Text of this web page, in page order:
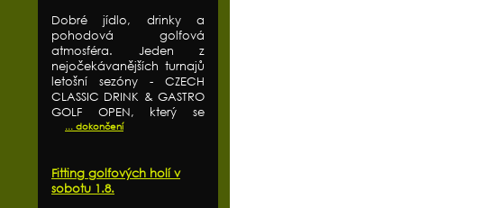
Dobré jídlo, drinky a
pohodová golfová
atmosféra. Jeden z
nejočekávanějších turnajů
letošní sezóny - CZECH
CLASSIC DRINK & GASTRO
GOLF OPEN, který se
... dokončení
Fitting golfových holí v
sobotu 1.8.